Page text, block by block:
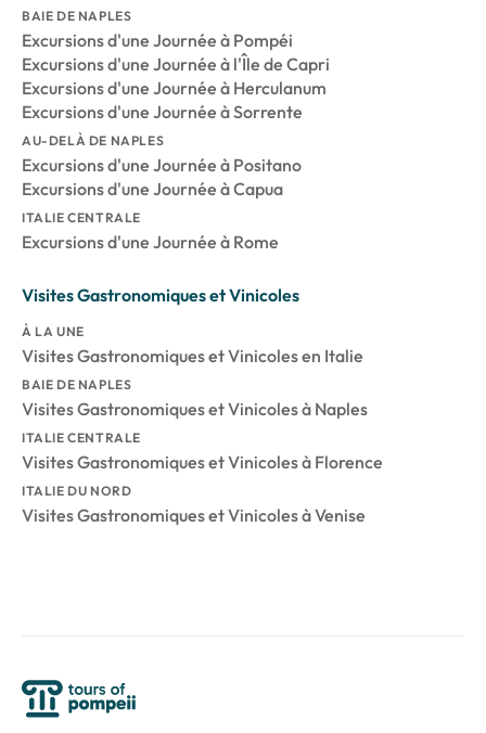
BAIE DE NAPLES
Excursions d'une Journée à Pompéi
Excursions d'une Journée à l'Île de Capri
Excursions d'une Journée à Herculanum
Excursions d'une Journée à Sorrente
AU-DELÀ DE NAPLES
Excursions d'une Journée à Positano
Excursions d'une Journée à Capua
ITALIE CENTRALE
Excursions d'une Journée à Rome
Visites Gastronomiques et Vinicoles
À LA UNE
Visites Gastronomiques et Vinicoles en Italie
BAIE DE NAPLES
Visites Gastronomiques et Vinicoles à Naples
ITALIE CENTRALE
Visites Gastronomiques et Vinicoles à Florence
ITALIE DU NORD
Visites Gastronomiques et Vinicoles à Venise